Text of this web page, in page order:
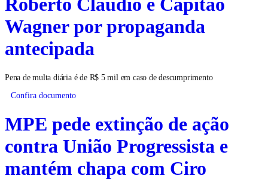
Wagner por propaganda
antecipada
Pena de multa diária é de R$ 5 mil em caso de descumprimento
Confira documento
MPE pede extinção de ação
contra União Progressista e
mantém chapa com Ciro